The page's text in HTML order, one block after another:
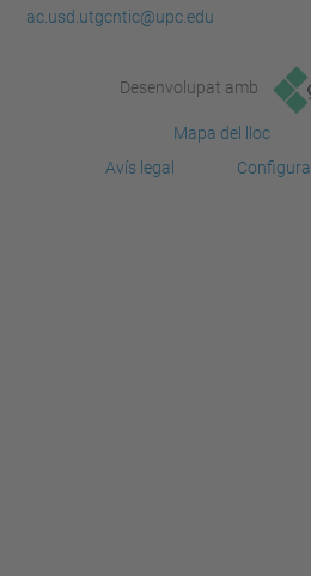
ac.usd.utgcntic@upc.edu
Desenvolupat amb
Mapa del lloc
Avís legal